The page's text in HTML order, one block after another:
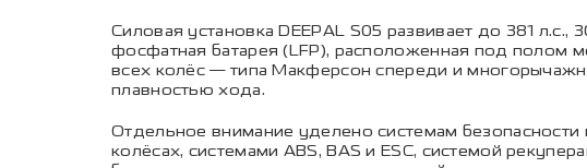
Силовая установка DEEPAL S05 развивает до 381
фосфатная батарея (LFP), расположенная под полом
всех колёс — типа Макферсон спереди и
плавностью хода.
Отдельное внимание уделено системам
колёсах, системами ABS, BAS и ESC, системой